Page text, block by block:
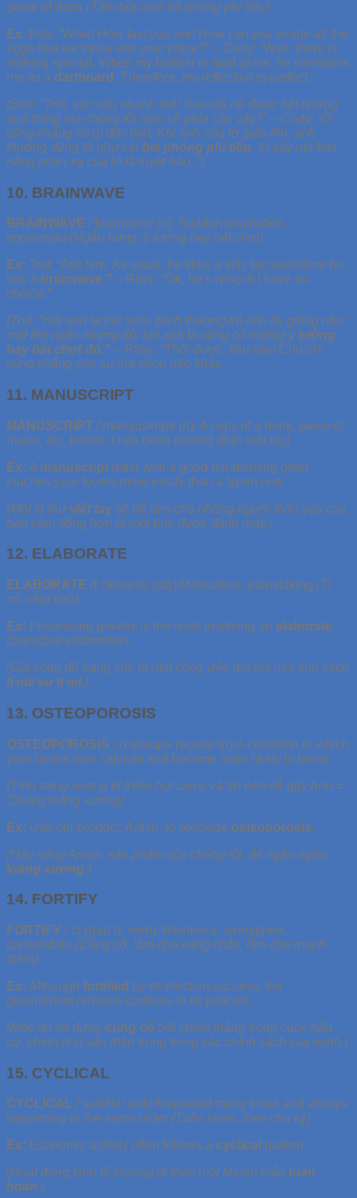
game of darts (Tấm bia chơi trò phóng phi tiêu)
Ex: Bob: “Wow! How fast you are! How can you evade all the
eggs that we throw into your place?” – Cody: “Well, there is
nothing special. When my brother is mad at me, he considers
me as a dartboard . Therefore, my reflection is perfect.”
(Bob: “Trời, sao cậu nhanh thế! Sao mà né được hết những
quả trứng mà chúng tôi ném về phía cậu vậy?” – Cody: “Ờ,
cũng chẳng có gì đặc biệt. Khi anh của tớ giận lên, ảnh
thường dùng tớ như cái bia phóng phi tiêu. Vì vậy mà khả
năng phản xạ của tớ là tuyệt hảo. ”)
10. BRAINWAVE
BRAINWAVE /’breinweiv/ (n): Sudden inspiration,
impromptu (Ngẫu hứng, ý tưởng hay bất chợt)
Ex: Tod: “Ask him. As usual, he likes a silly but sometime he
has a brainwave.” – Riley: “Ok, let’s wing it! I have no
choice.”
(Tod: “Hỏi anh ta thử xem. Bình thường thì anh ấy giống như
một tên ngốc nhưng đôi lúc anh ta cũng có những ý tưởng
hay bất chợt đó.” – Riley: “Thôi được, liều vậy! Chứ chị
cũng chẳng còn sự lựa chọn nào khác.
11. MANUSCRIPT
MANUSCRIPT /’mænjuskript/ (n): A copy of a book, piece of
music, etc. before it has been printed (Bản viết tay)
Ex: A manuscript letter with a good handwriting often
touches your lovers more easily than a typed one.
(Một lá thư viết tay sẽ dễ làm cho những người thân yêu của
bạn cảm động hơn là một bức được đánh máy.)
12. ELABORATE
ELABORATE /ɪˈlæbərət/ (adj):Meticulous, painstaking (Tỉ
mỉ, chịu khó)
Ex: Processing jewelry is the work involving an elaborate
character/ elaboration.
(Gia công đồ trang sức là một công việc đòi hỏi một tính cách
tỉ mỉ/ sự tỉ mỉ.)
13. OSTEOPOROSIS
OSTEOPOROSIS /ˌɑːstiəʊpəˈrəʊsɪs/ (n):A condition in which
your bones lose calcium and become more likely to break
(Tình trạng xương bị thiếu hụt canxi và trở nên dễ gãy hơn =
Chứng loãng xương)
Ex: Use our product, Anlen, to preclude osteoporosis.
(Hãy uống Anlen, sản phẩm của chúng tôi, để ngăn ngừa
loãng xương.)
14. FORTIFY
FORTIFY /ˈfɔːtɪfaɪ/ (t. verb): Reinforce, strengthen,
consolidate (Củng cố, làm cho vững chắc, làm cho mạnh
thêm)
Ex: Although fortified by its election success, the
government remains cautious in its policies.
(Mặc dù đã được củng cố bởi chiến thắng trong cuộc bầu
cử, chính phủ vẫn thận trọng trong các chính sách của mình.)
15. CYCLICAL
CYCLICAL /’saiklikl/ (adj):Repeated many times and always
happening in the same order (Tuần hoàn, theo chu kỳ)
Ex: Economic activity often follows a cyclical pattern.
(Hoạt động kinh tế thường đi theo một khuôn mẫu tuần
hoàn.)